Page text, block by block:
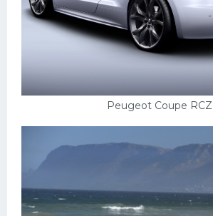
Peugeot Coupe RCZ